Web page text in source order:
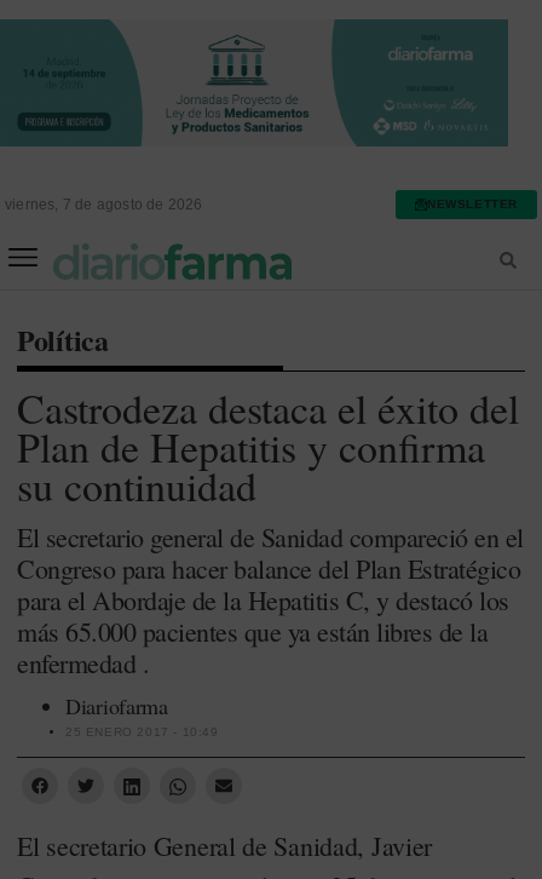
viernes, 7 de agosto de 2026 NEWSLETTER
Política
Castrodeza destaca el éxito del
Plan de Hepatitis y confirma
su continuidad
El secretario general de Sanidad compareció en el
Congreso para hacer balance del Plan Estratégico
para el Abordaje de la Hepatitis C, y destacó los
más 65.000 pacientes que ya están libres de la
enfermedad .
Diariofarma
25 ENERO 2017 - 10:49
El secretario General de Sanidad, Javier